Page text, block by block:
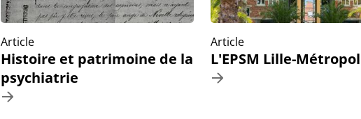
Article
Histoire et patrimoine de la
psychiatrie
Article
L'EPSM Lille-